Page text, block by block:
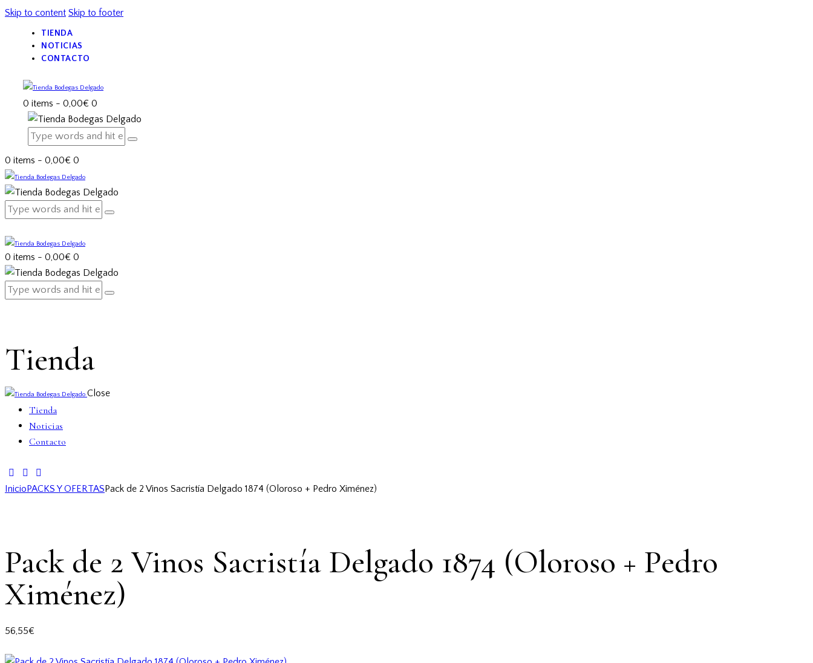
Skip to content Skip to footer
TIENDA
NOTICIAS
CONTACTO
0 items - 0,00€ 0
0 items - 0,00€ 0
0 items - 0,00€ 0
Tienda
Close
Tienda
Noticias
Contacto
facebook-
1
twitter-
new
instagram
InicioPACKS Y OFERTASPack de 2 Vinos Sacristía Delgado 1874 (Oloroso + Pedro Ximénez)
Pack de 2 Vinos Sacristía Delgado 1874 (Oloroso + Pedro
Ximénez)
56,55€